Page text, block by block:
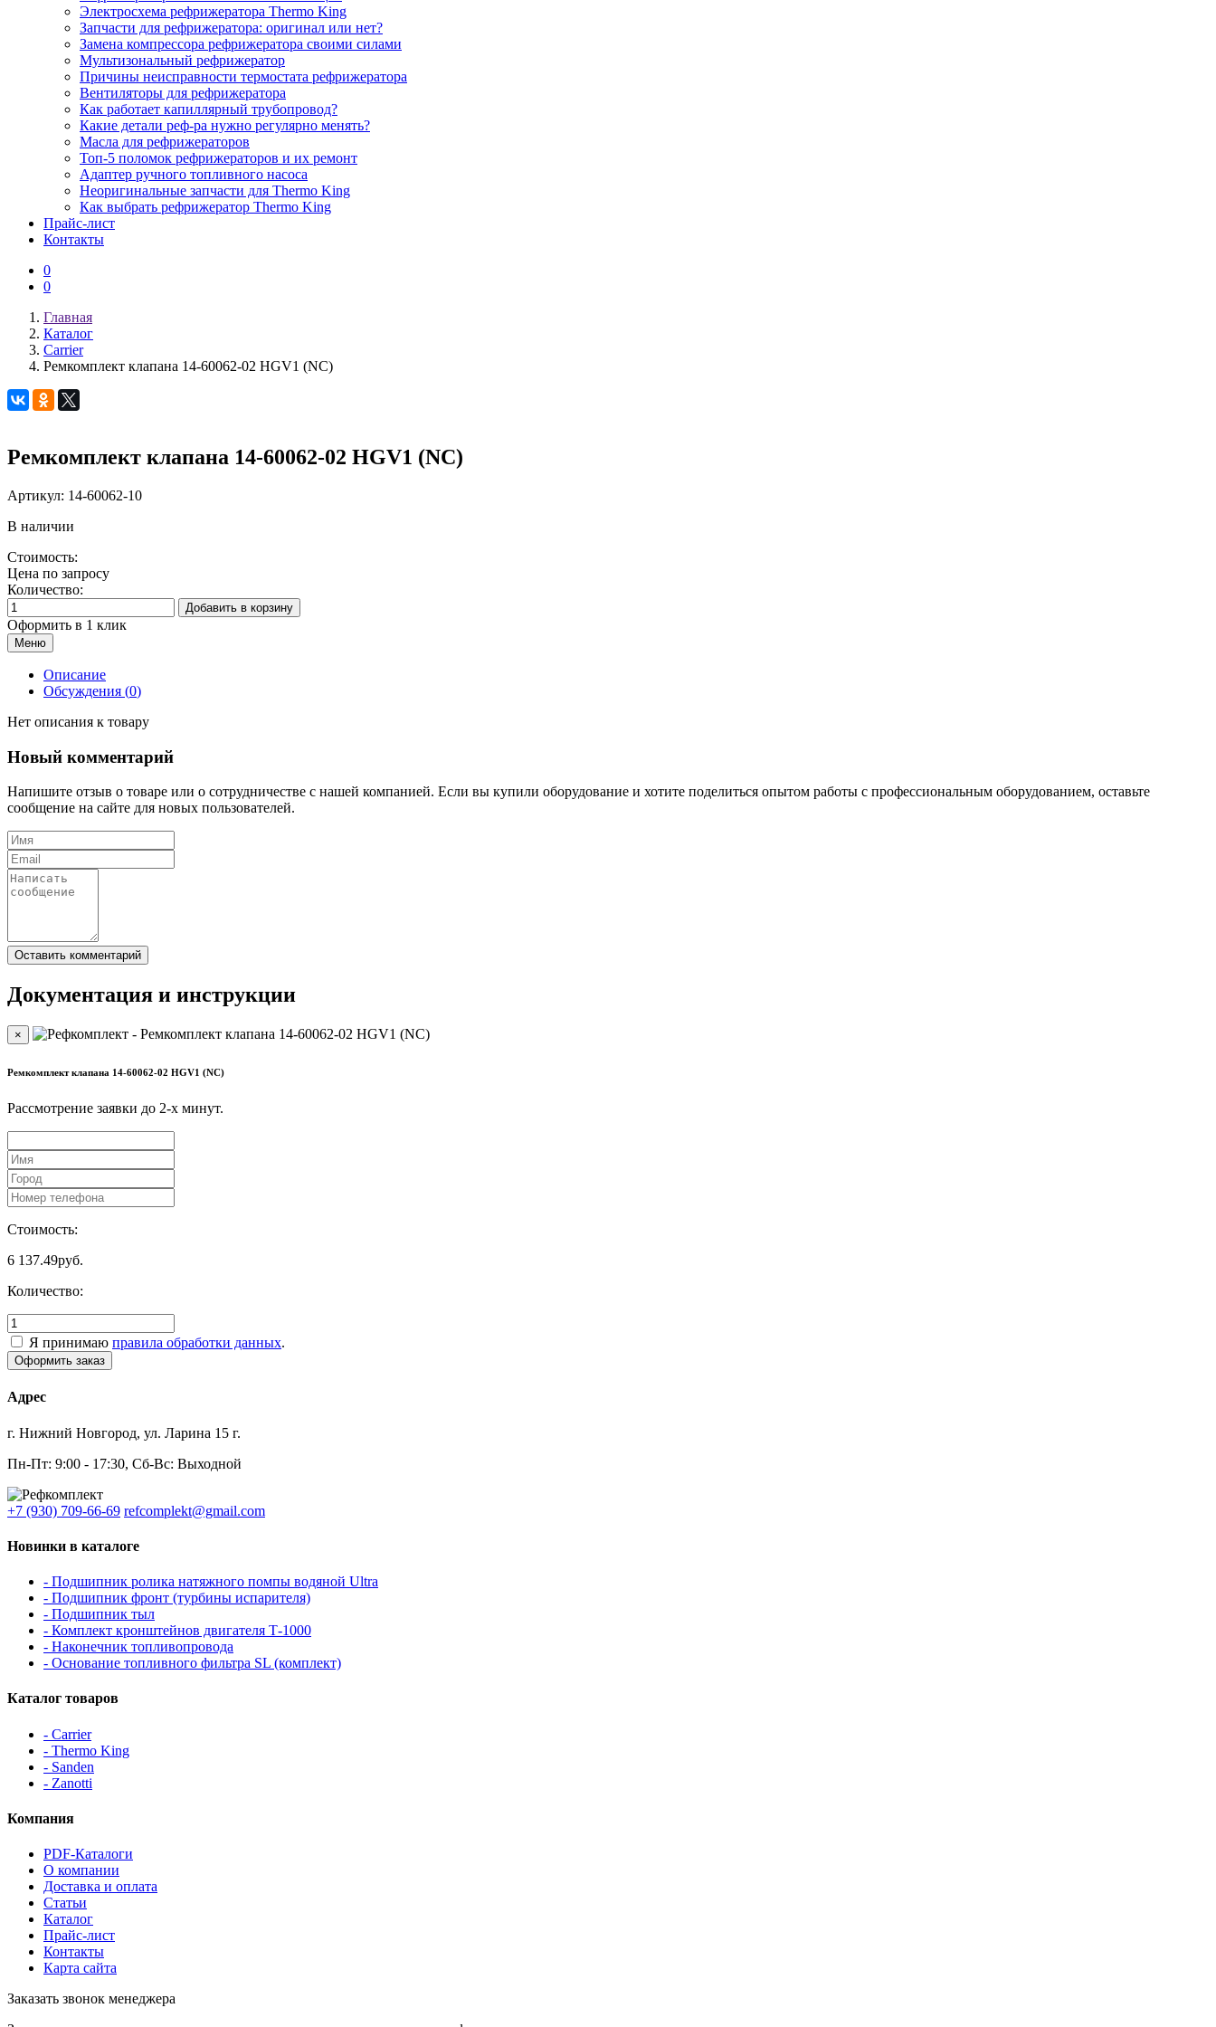
Электросхема рефрижератора Thermo King
Запчасти для рефрижератора: оригинал или нет?
Замена компрессора рефрижератора своими силами
Мультизональный рефрижератор
Причины неисправности термостата рефрижератора
Вентиляторы для рефрижератора
Как работает капиллярный трубопровод?
Какие детали реф-ра нужно регулярно менять?
Масла для рефрижераторов
Топ-5 поломок рефрижераторов и их ремонт
Адаптер ручного топливного насоса
Неоригинальные запчасти для Thermo King
Как выбрать рефрижератор Thermo King
Прайс-лист
Контакты
0
0
Главная
Каталог
Carrier
Ремкомплект клапана 14-60062-02 HGV1 (NC)
Ремкомплект клапана 14-60062-02 HGV1 (NC)
Артикул: 14-60062-10
В наличии
Стоимость:
Цена по запросу
Количество:
Добавить в корзину
Оформить в 1 клик
Меню
Описание
Обсуждения (0)
Нет описания к товару
Новый комментарий
Напишите отзыв о товаре или о сотрудничестве с нашей компанией. Если вы купили оборудование и хотите поделиться опытом работы с профессиональным оборудованием, оставьте
сообщение на сайте для новых пользователей.
Документация и инструкции
×
Ремкомплект клапана 14-60062-02 HGV1 (NC)
Рассмотрение заявки до 2-x минут.
Стоимость:
6 137.49руб.
Количество:
Я принимаю правила обработки данных.
Адрес
г. Нижний Новгород, ул. Ларина 15 г.
Пн-Пт: 9:00 - 17:30, Сб-Вс: Выходной
+7 (930) 709-66-69 refcomplekt@gmail.com
Новинки в каталоге
- Подшипник ролика натяжного помпы водяной Ultra
- Подшипник фронт (турбины испарителя)
- Подшипник тыл
- Комплект кронштейнов двигателя Т-1000
- Наконечник топливопровода
- Основание топливного фильтра SL (комплект)
Каталог товаров
- Carrier
- Thermo King
- Sanden
- Zanotti
Компания
PDF-Каталоги
О компании
Доставка и оплата
Статьи
Каталог
Прайс-лист
Контакты
Карта сайта
Заказать звонок менеджера